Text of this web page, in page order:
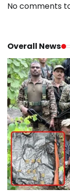
No comments
Overall News